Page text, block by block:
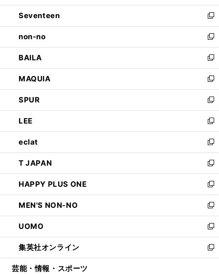
開
く
ウ
で
開
く
ン
ド
ウ
で
開
く
Seventeen
新
し
い
ウ
ィ
ン
ド
ウ
で
開
く
non-no
新
し
い
ウ
ィ
ン
ド
ウ
で
開
く
BAILA
新
し
い
ウ
ィ
ン
ド
ウ
で
開
く
MAQUIA
新
し
い
ウ
ィ
ン
ド
ウ
で
開
く
SPUR
新
し
い
ウ
ィ
ン
ド
ウ
で
開
く
LEE
新
し
い
ウ
ィ
ン
ド
ウ
で
開
く
eclat
新
し
い
ウ
ィ
ン
ド
ウ
で
開
く
T JAPAN
新
し
い
ウ
ィ
ン
ド
ウ
で
開
HAPPY PLUS ONE
新
し
い
ウ
ィ
ン
ド
ウ
MEN'S NON-NO
新
し
い
ウ
ィ
ン
UOMO
新
し
い
ウ
集英社オンライン
新
し
芸能・情報・スポーツ